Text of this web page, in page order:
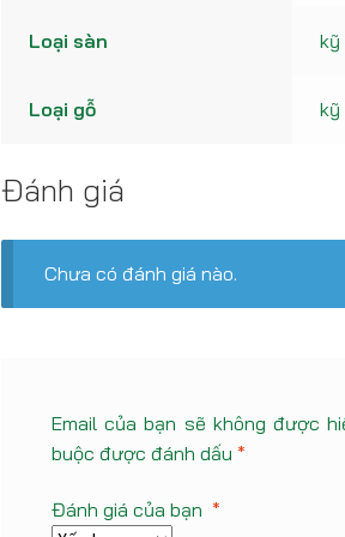
Loại sàn kỹ
Loại gỗ kỹ
Đánh giá
Chưa có đánh giá nào.
Email của bạn sẽ không được
buộc được đánh dấu *
Đánh giá của bạn *